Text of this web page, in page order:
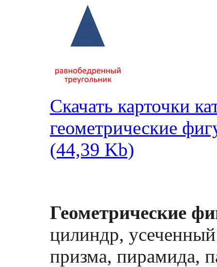
Скачать карточки
геометрические
(44,39 Kb)
Геометрические
цилиндр,
призма, пирамида,